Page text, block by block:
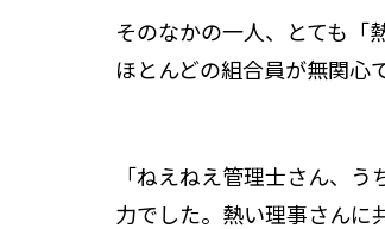
そのなかの一人、とても「
ほとんどの組合員が無関心
「ねえねえ管理士さん、
力でした。熱い理事さんに